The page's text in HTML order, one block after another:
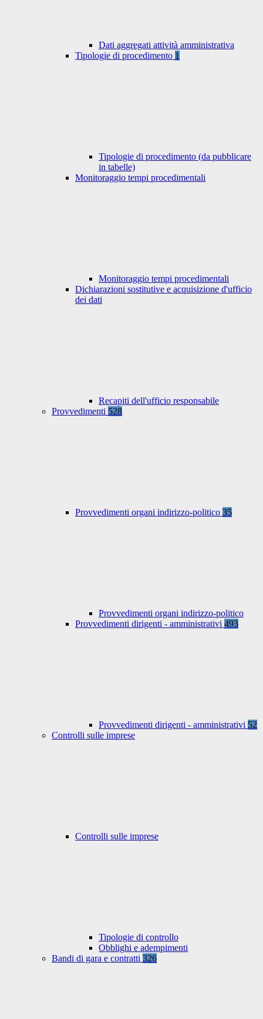
Dati aggregati attività amministrativa
Tipologie di procedimento 1
Tipologie di procedimento (da pubblicare
in tabelle)
Monitoraggio tempi procedimentali
Monitoraggio tempi procedimentali
Dichiarazioni sostitutive e acquisizione d'ufficio
dei dati
Recapiti dell'ufficio responsabile
Provvedimenti 528
Provvedimenti organi indirizzo-politico 35
Provvedimenti organi indirizzo-politico
Provvedimenti dirigenti - amministrativi 493
Provvedimenti dirigenti - amministrativi 52
Controlli sulle imprese
Controlli sulle imprese
Tipologie di controllo
Obblighi e adempimenti
Bandi di gara e contratti 326